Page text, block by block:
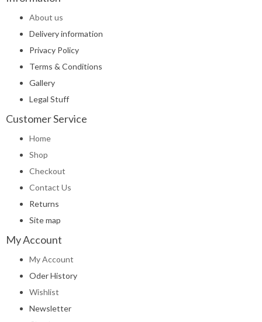
About us
Delivery information
Privacy Policy
Terms & Conditions
Gallery
Legal Stuff
Customer Service
Home
Shop
Checkout
Contact Us
Returns
Site map
My Account
My Account
Oder History
Wishlist
Newsletter